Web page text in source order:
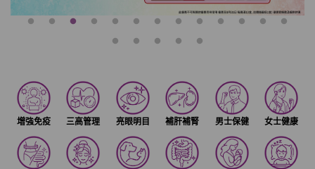
增強免疫 三高管理 亮眼明目 補肝補腎 男士保健 女士健康